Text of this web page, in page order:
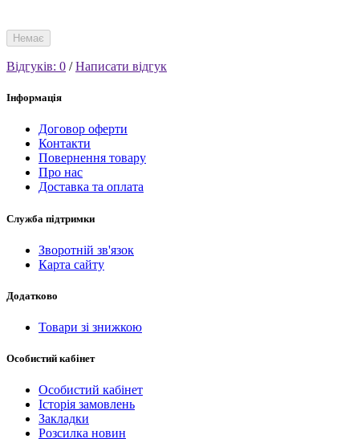
Немає
Відгуків: 0 /Написати відгук
Інформація
Договор оферти
Контакти
Повернення товару
Про нас
Доставка та оплата
Служба підтримки
Зворотній зв'язок
Карта сайту
Додатково
Товари зі знижкою
Особистий кабінет
Особистий кабінет
Історія замовлень
Закладки
Розсилка новин